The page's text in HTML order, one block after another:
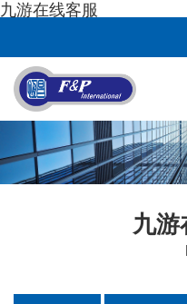
九游在线客服
九游